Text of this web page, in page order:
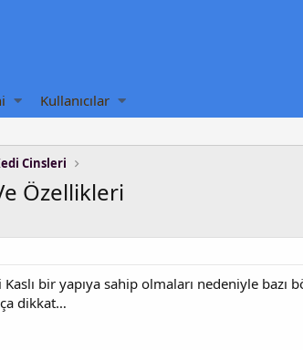
Kullanıcılar
Cinsleri
Özellikleri
bir yapıya sahip olmaları nedeniyle
dikkat…